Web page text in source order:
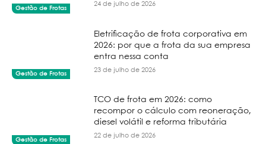
Gestão de Frotas
24 de julho de 2026
Gestão de Frotas
Eletrificação de frota corporativa em
2026: por que a frota da sua empresa
entra nessa conta
23 de julho de 2026
Gestão de Frotas
TCO de frota em 2026: como
recompor o cálculo com reoneração,
diesel volátil e reforma tributária
22 de julho de 2026